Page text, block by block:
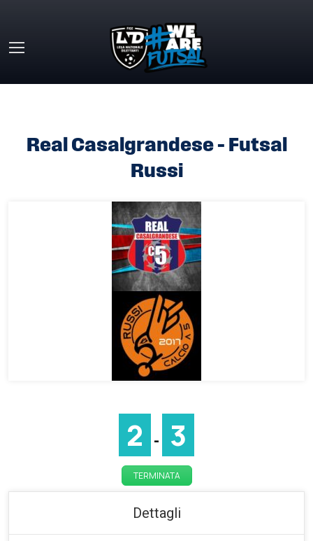
Real Casalgrandese – Futsal
Russi
2 - 3
TERMINATA
Dettagli